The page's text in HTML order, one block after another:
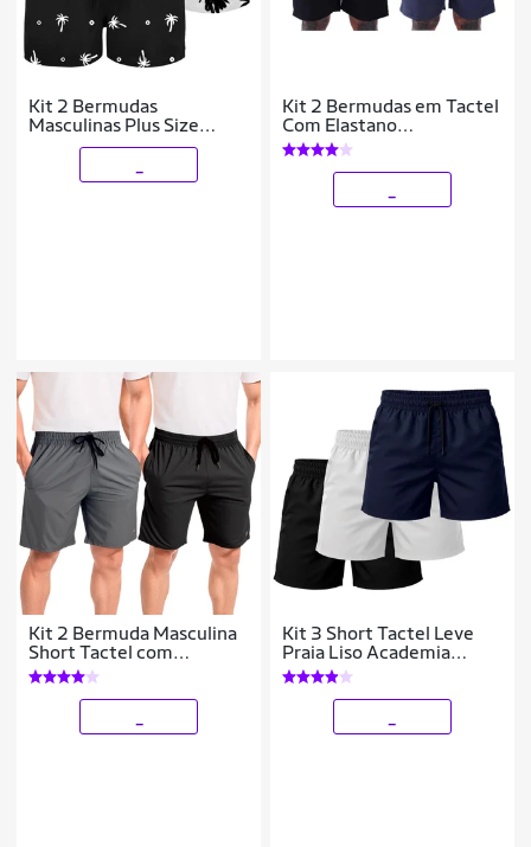
Kit 2 Bermudas
Masculinas Plus Size
Estampadas Tactel Leve
Conforto
Kit 2 Bermudas em Tactel
Com Elastano
MXDConceito Com
Bolsos
Kit 2 Bermuda Masculina
Short Tactel com
Elastano Treino Academia
Kit 3 Short Tactel Leve
Praia Liso Academia
Bermuda Masculina